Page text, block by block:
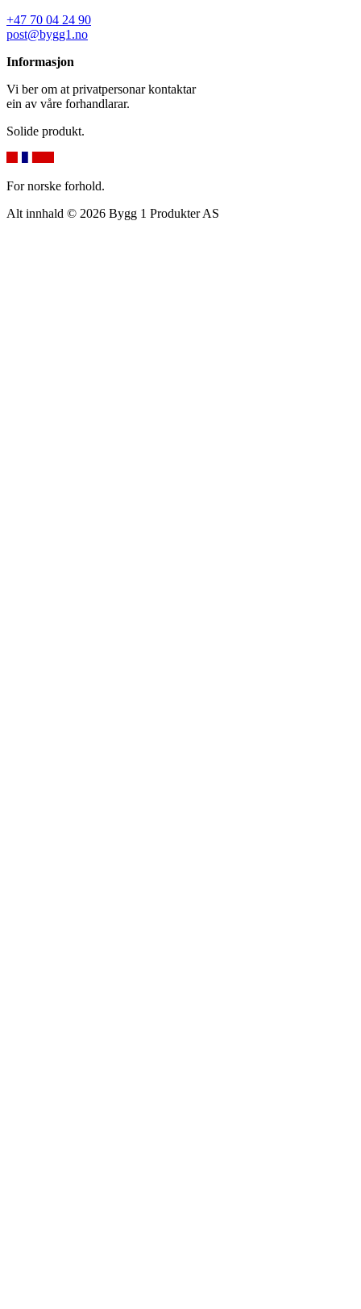
+47 70 04 24 90
post@bygg1.no
Informasjon
Vi ber om at privatpersonar kontaktar
ein av våre forhandlarar.
Solide produkt.
For norske forhold.
Alt innhald © 2026 Bygg 1 Produkter AS